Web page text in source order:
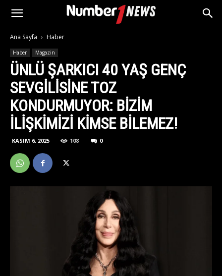
Ana Sayfa Haber
Haber Magazin
ÜNLÜ ŞARKICI 40 YAŞ GENÇ
SEVGILISINE TOZ
KONDURMUYOR: BIZIM
ILIŞKIMIZI KIMSE BILEMEZ!
KASIM 6, 2025 108 0